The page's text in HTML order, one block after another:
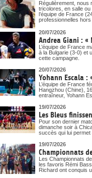
Régulièrement, nous
tricolores, en salle
l’équipe de France
professionnelles hors
20/07/2026
Andrea Giani : «
L’équipe de France
à la Bulgarie (3-0) et
cette campagne.
20/07/2026
Yohann Escala :
L’équipe de France
Hangzhou (Chine),
entraîneur, Yohann
19/07/2026
Les Bleus
Pour son dernier
dimanche soir à
succès qui lui permet
19/07/2026
Championnats
Les Championnats
les favoris Rémi
Richard ont conquis